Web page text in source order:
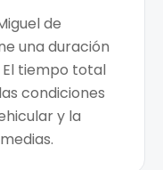
de
una duración
El tiempo total
condiciones
y la